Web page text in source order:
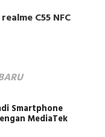
C55 NFC
Smartphone
MediaTek